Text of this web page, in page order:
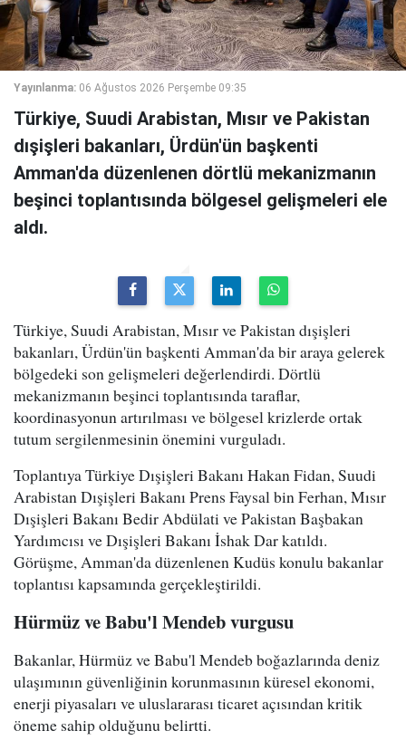
Yayınlanma: 06 Ağustos 2026 Perşembe 09:35
Türkiye, Suudi Arabistan, Mısır ve Pakistan
dışişleri bakanları, Ürdün'ün başkenti
Amman'da düzenlenen dörtlü mekanizmanın
beşinci toplantısında bölgesel gelişmeleri ele
aldı.
Türkiye, Suudi Arabistan, Mısır ve Pakistan dışişleri
bakanları, Ürdün'ün başkenti Amman'da bir araya gelerek
bölgedeki son gelişmeleri değerlendirdi. Dörtlü
mekanizmanın beşinci toplantısında taraflar,
koordinasyonun artırılması ve bölgesel krizlerde ortak
tutum sergilenmesinin önemini vurguladı.
Toplantıya Türkiye Dışişleri Bakanı Hakan Fidan, Suudi
Arabistan Dışişleri Bakanı Prens Faysal bin Ferhan, Mısır
Dışişleri Bakanı Bedir Abdülati ve Pakistan Başbakan
Yardımcısı ve Dışişleri Bakanı İshak Dar katıldı.
Görüşme, Amman'da düzenlenen Kudüs konulu bakanlar
toplantısı kapsamında gerçekleştirildi.
Hürmüz ve Babu'l Mendeb vurgusu
Bakanlar, Hürmüz ve Babu'l Mendeb boğazlarında deniz
ulaşımının güvenliğinin korunmasının küresel ekonomi,
enerji piyasaları ve uluslararası ticaret açısından kritik
öneme sahip olduğunu belirtti.